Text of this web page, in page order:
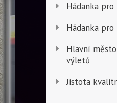
Hádanka
Hádanka
Hlavní
výletů
Jistota